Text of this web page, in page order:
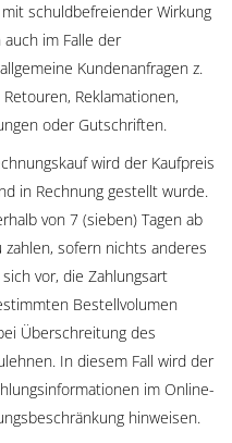
schuldbefreiender Wirkung
im Falle der
Kundenanfragen z.
Reklamationen,
oder Gutschriften.
wird der Kaufpreis
in Rechnung gestellt wurde.
von 7 (sieben) Tagen ab
zahlen, sofern nichts anderes
vor, die Zahlungsart
Bestellvolumen
Überschreitung des
In diesem Fall wird der
im Online-
hinweisen.